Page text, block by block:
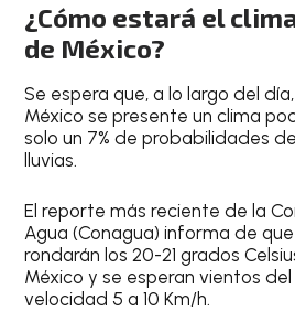
¿Cómo estará el
de México?
Se espera que, a lo largo del
México se presente un clima
solo un 7% de probabilidades
lluvias.
El reporte más reciente de la
Agua (Conagua) informa de
rondarán los 20-21 grados
México y se esperan vientos
velocidad 5 a 10 Km/h.